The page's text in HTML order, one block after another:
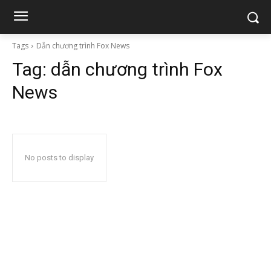
Tags Dẫn chương trình Fox News
Tag: dẫn chương trình Fox
News
No posts to display